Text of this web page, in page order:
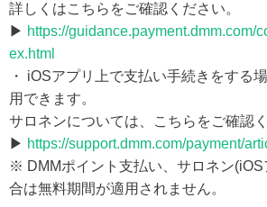
詳しくはこちらをご確認ください。
▶ https://guidance.payment.dmm.com/
ex.html
・ iOSアプリ上で支払い手続きをする
用できます。
サロネンについては、こちらをご確認く
▶ https://support.dmm.com/payment/
※ DMMポイント支払い、サロネン
合は無料期間が適用されません。